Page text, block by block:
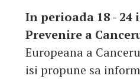
In perioada 18 - 24
Prevenire a
Europeana a
isi propune sa